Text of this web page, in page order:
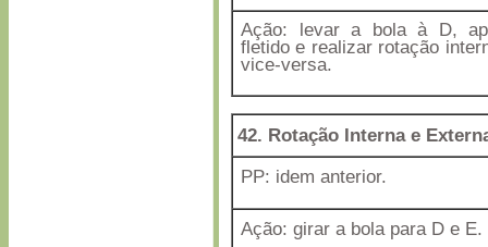
Ação: levar a bola à D,
fletido e realizar rotação
vice-versa.
42. Rotação Interna e
PP: idem anterior.
Ação: girar a bola para D e E.